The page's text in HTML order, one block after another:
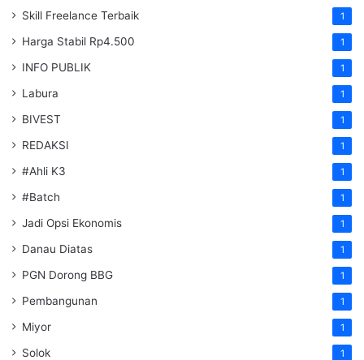
Skill Freelance Terbaik 1
Harga Stabil Rp4.500 1
INFO PUBLIK 1
Labura 1
BIVEST 1
REDAKSI 1
#Ahli K3 1
#Batch 1
Jadi Opsi Ekonomis 1
Danau Diatas 1
PGN Dorong BBG 1
Pembangunan 1
Miyor 1
Solok 1